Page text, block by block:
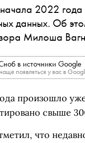
2022
данных. Об
Милоша
в источники Google
появляться у вас в
произошло
свыше
что